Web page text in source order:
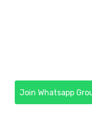
Join Whatsapp